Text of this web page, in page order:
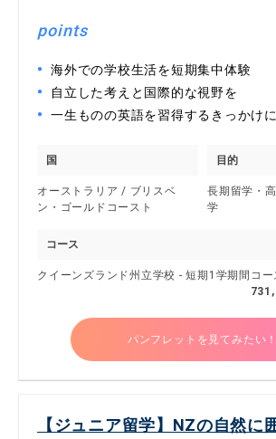
points
海外での学校生活を短期集中体験
自立した考えと国際的な視野を
一生ものの英語を習得するきっかけに
国
オーストラリア / ブリスベ
ン・ゴールドコースト
目的
長期留学・
学
コース
クイーンズランド州立学校 - 短期1学期間コー
パンフレットを見てみたい！
【ジュニア留学】NZの自然に